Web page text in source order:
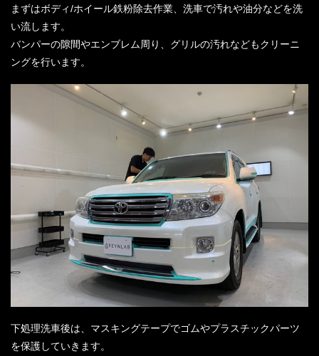
まずはボディ/ホイール鉄粉除去作業、洗車で汚れや油分などを洗
い流します。
バンパーの隙間やエンブレム周り、グリルの汚れなどもクリーニ
ングを行います。
下処理洗車後は、マスキングテープでゴムやプラスチックパーツ
を保護していきます。